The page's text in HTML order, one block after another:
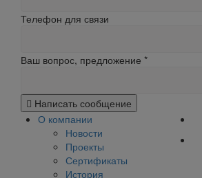
Телефон для связи
Ваш вопрос, предложение *
Написать сообщение
О компании
Новости
Проекты
Сертификаты
История